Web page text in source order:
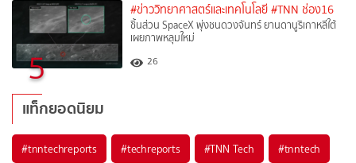
5
#ข่าววิทยาศาสตร์และเทคโนโลยี #TNN ช่อง16
ชิ้นส่วน SpaceX พุ่งชนดวงจันทร์ ยานดานูริเกาหลีใต้
เผยภาพหลุมใหม่
26
แท็กยอดนิยม
#tnntechreports #techreports #TNN Tech #tnntech